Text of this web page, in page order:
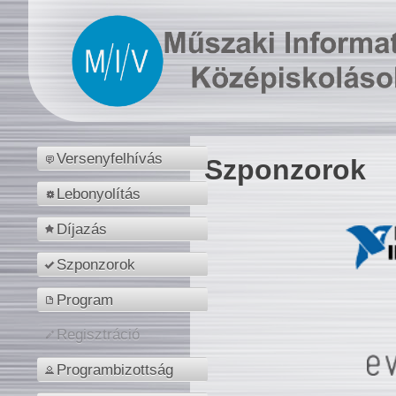
Versenyfelhívás
Lebonyolítás
Díjazás
Szponzorok
Program
Regisztráció
Programbizottság
Szponzorok